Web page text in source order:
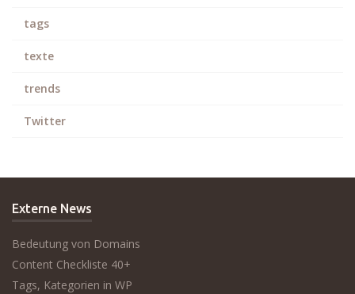
tags
texte
trends
Twitter
Externe News
Bedeutung von Domains
Content Checkliste 40+
Tags, Kategorien in WP